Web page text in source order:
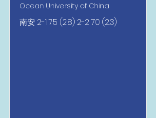
Ocean University of China
南安2-1 75 (2.8) 2-2 70 (2.3)